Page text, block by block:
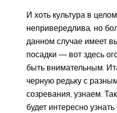
И хоть культура в
непривередлива, но
данном случае имеет
посадки — вот здесь
быть внимательным.
черную редьку с
созревания, узнаем.
будет интересно